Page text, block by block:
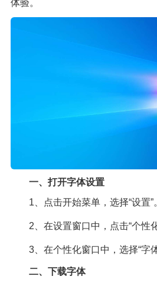
体验。
一、打开字体设置
1、点击开始菜单，选择“设置”
2、在设置窗口中，点击“个性化
3、在个性化窗口中，选择“字体
二、下载字体